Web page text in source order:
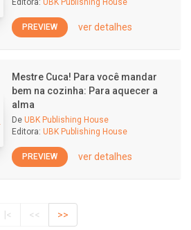
Editora: UBK Publishing House
PREVIEW ver detalhes
Mestre Cuca! Para você mandar
bem na cozinha: Para aquecer a
alma
De UBK Publishing House
Editora: UBK Publishing House
PREVIEW ver detalhes
|< << >>